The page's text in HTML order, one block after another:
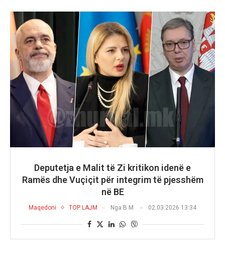
Deputetja e Malit të Zi kritikon idenë e
Ramës dhe Vuçiçit për integrim të pjesshëm
në BE
Maqedoni TOP LAJM Nga B.M 02.03.2026 13:34